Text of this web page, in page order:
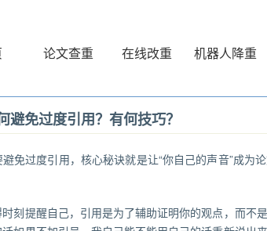
论文查重 在线改重 机器人降重
避免过度引用？有何技巧？
避免过度引用，核心秘诀就是让“你自己的声音”成为
刻提醒自己，引用是为了辅助证明你的观点，而不